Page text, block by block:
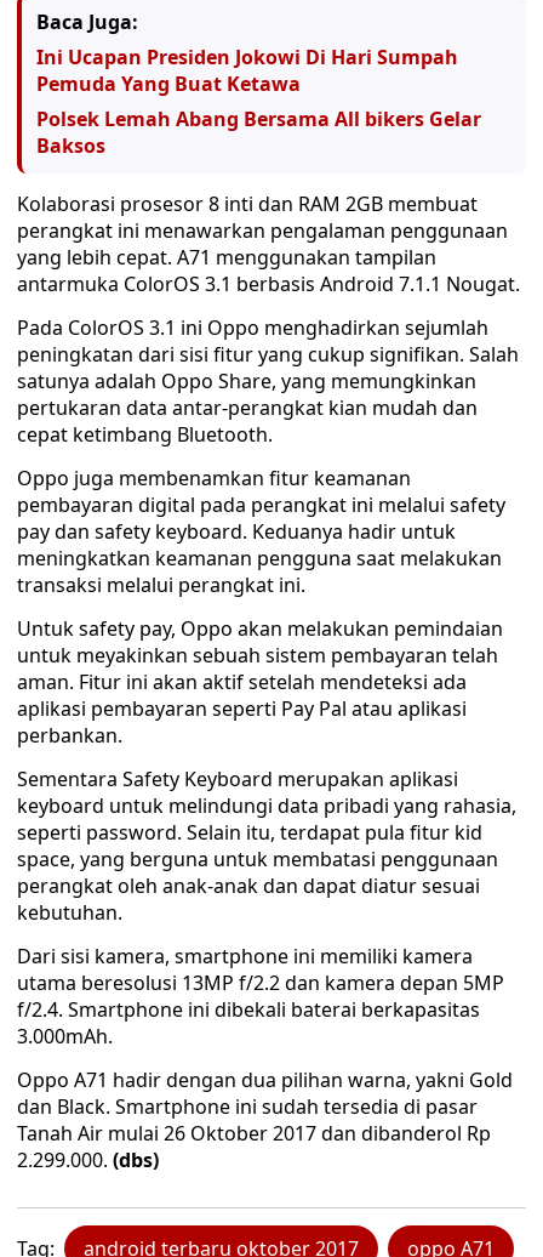
Baca Juga:
Ini Ucapan Presiden Jokowi Di Hari Sumpah
Pemuda Yang Buat Ketawa
Polsek Lemah Abang Bersama All bikers Gelar
Baksos
Kolaborasi prosesor 8 inti dan RAM 2GB membuat
perangkat ini menawarkan pengalaman penggunaan
yang lebih cepat. A71 menggunakan tampilan
antarmuka ColorOS 3.1 berbasis Android 7.1.1 Nougat.
Pada ColorOS 3.1 ini Oppo menghadirkan sejumlah
peningkatan dari sisi fitur yang cukup signifikan. Salah
satunya adalah Oppo Share, yang memungkinkan
pertukaran data antar-perangkat kian mudah dan
cepat ketimbang Bluetooth.
Oppo juga membenamkan fitur keamanan
pembayaran digital pada perangkat ini melalui safety
pay dan safety keyboard. Keduanya hadir untuk
meningkatkan keamanan pengguna saat melakukan
transaksi melalui perangkat ini.
Untuk safety pay, Oppo akan melakukan pemindaian
untuk meyakinkan sebuah sistem pembayaran telah
aman. Fitur ini akan aktif setelah mendeteksi ada
aplikasi pembayaran seperti Pay Pal atau aplikasi
perbankan.
Sementara Safety Keyboard merupakan aplikasi
keyboard untuk melindungi data pribadi yang rahasia,
seperti password. Selain itu, terdapat pula fitur kid
space, yang berguna untuk membatasi penggunaan
perangkat oleh anak-anak dan dapat diatur sesuai
kebutuhan.
Dari sisi kamera, smartphone ini memiliki kamera
utama beresolusi 13MP f/2.2 dan kamera depan 5MP
f/2.4. Smartphone ini dibekali baterai berkapasitas
3.000mAh.
Oppo A71 hadir dengan dua pilihan warna, yakni Gold
dan Black. Smartphone ini sudah tersedia di pasar
Tanah Air mulai 26 Oktober 2017 dan dibanderol Rp
2.299.000. (dbs)
Tag: android terbaru oktober 2017 oppo A71